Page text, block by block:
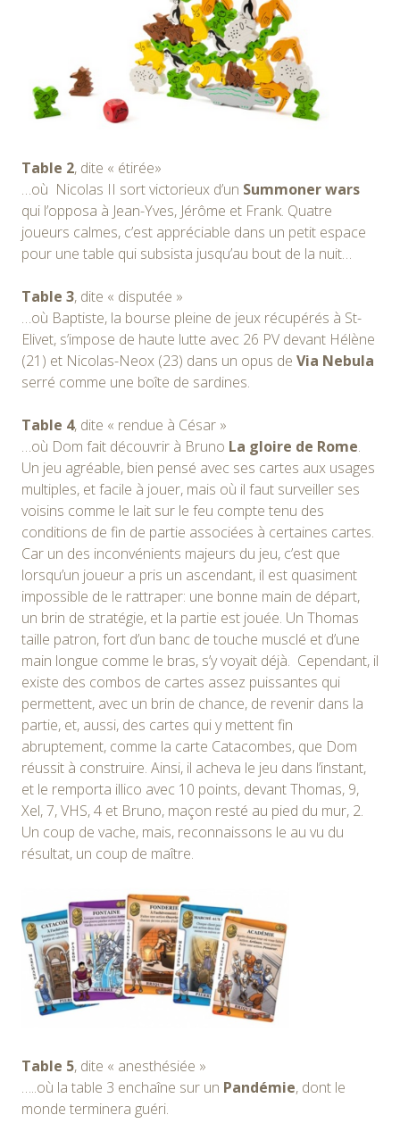
Table 2, dite « étirée»
…où Nicolas II sort victorieux d’un Summoner wars
qui l’opposa à Jean-Yves, Jérôme et Frank. Quatre
joueurs calmes, c’est appréciable dans un petit espace
pour une table qui subsista jusqu’au bout de la nuit…
Table 3, dite « disputée »
…où Baptiste, la bourse pleine de jeux récupérés à St-
Elivet, s’impose de haute lutte avec 26 PV devant Hélène
(21) et Nicolas-Neox (23) dans un opus de Via Nebula
serré comme une boîte de sardines.
Table 4, dite « rendue à César »
…où Dom fait découvrir à Bruno La gloire de Rome.
Un jeu agréable, bien pensé avec ses cartes aux usages
multiples, et facile à jouer, mais où il faut surveiller ses
voisins comme le lait sur le feu compte tenu des
conditions de fin de partie associées à certaines cartes.
Car un des inconvénients majeurs du jeu, c’est que
lorsqu’un joueur a pris un ascendant, il est quasiment
impossible de le rattraper: une bonne main de départ,
un brin de stratégie, et la partie est jouée. Un Thomas
taille patron, fort d’un banc de touche musclé et d’une
main longue comme le bras, s’y voyait déjà. Cependant, il
existe des combos de cartes assez puissantes qui
permettent, avec un brin de chance, de revenir dans la
partie, et, aussi, des cartes qui y mettent fin
abruptement, comme la carte Catacombes, que Dom
réussit à construire. Ainsi, il acheva le jeu dans l’instant,
et le remporta illico avec 10 points, devant Thomas, 9,
Xel, 7, VHS, 4 et Bruno, maçon resté au pied du mur, 2.
Un coup de vache, mais, reconnaissons le au vu du
résultat, un coup de maître.
Table 5, dite « anesthésiée »
…..où la table 3 enchaîne sur un Pandémie, dont le
monde terminera guéri.